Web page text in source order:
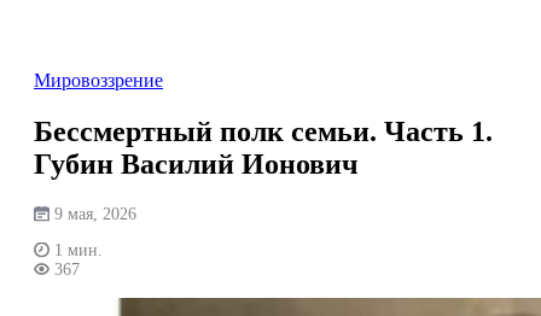
Мировоззрение
Бессмертный полк семьи. Часть 1.
Губин Василий Ионович
9 мая, 2026
1 мин.
367